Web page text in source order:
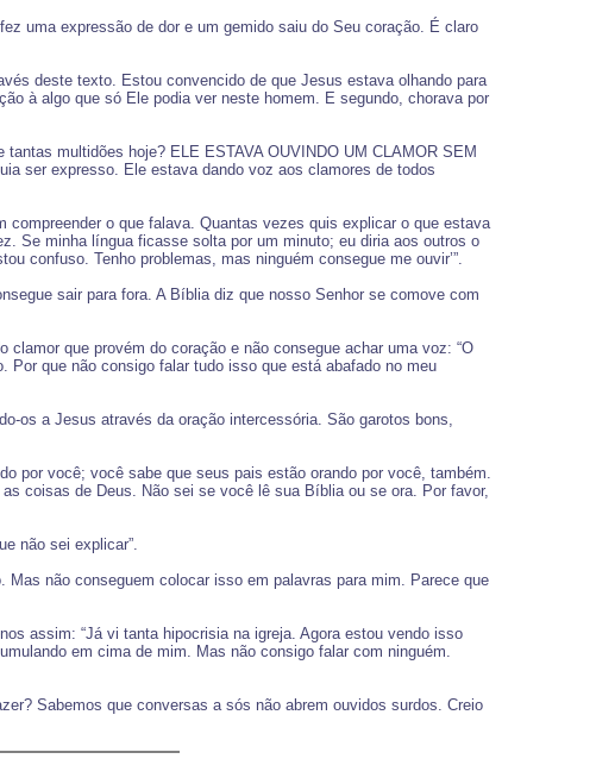
uma expressão de dor e um gemido saiu do Seu coração. É claro
deste texto. Estou convencido de que Jesus estava olhando para
à algo que só Ele podia ver neste homem. E segundo, chorava por
multidões hoje? ELE ESTAVA OUVINDO UM CLAMOR SEM
ser expresso. Ele estava dando voz aos clamores de todos
compreender o que falava. Quantas vezes quis explicar o que estava
Se minha língua ficasse solta por um minuto; eu diria aos outros o
confuso. Tenho problemas, mas ninguém consegue me ouvir’”.
sair para fora. A Bíblia diz que nosso Senhor se comove com
que provém do coração e não consegue achar uma voz: “O
que não consigo falar tudo isso que está abafado no meu
os a Jesus através da oração intercessória. São garotos bons,
por você; você sabe que seus pais estão orando por você, também.
coisas de Deus. Não sei se você lê sua Bíblia ou se ora. Por favor,
não sei explicar”.
não conseguem colocar isso em palavras para mim. Parece que
assim: “Já vi tanta hipocrisia na igreja. Agora estou vendo isso
em cima de mim. Mas não consigo falar com ninguém.
Sabemos que conversas a sós não abrem ouvidos surdos. Creio